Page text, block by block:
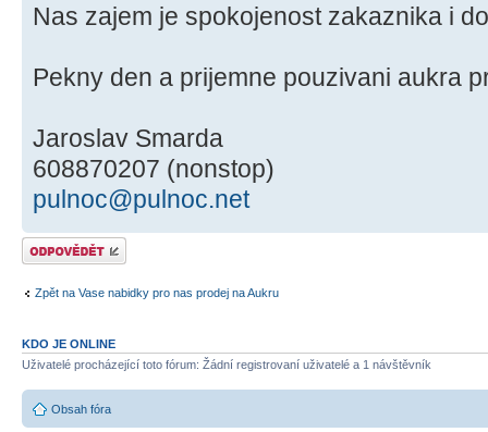
Nas zajem je spokojenost zakaznika i
Pekny den a prijemne pouzivani aukra
Jaroslav Smarda
608870207 (nonstop)
pulnoc@pulnoc.net
Odeslat odpověď
Zpět na Vase nabidky pro nas prodej na Aukru
KDO JE ONLINE
Uživatelé procházející toto fórum: Žádní registrovaní uživatelé a 1 návštěvník
Obsah fóra